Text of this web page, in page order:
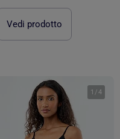
Vedi prodotto
1 /4